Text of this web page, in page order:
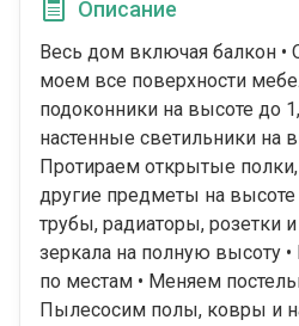
Описание
Весь дом включая балкон
моем все поверхности
подоконники на высоте до
настенные светильники на
Протираем открытые
другие предметы на
трубы, радиаторы, розетки
зеркала на полную высоту
по местам • Меняем
Пылесосим полы, ковры и